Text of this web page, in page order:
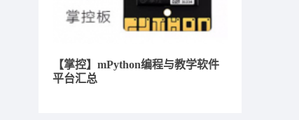
【掌控】mPython编程与教学软件
平台汇总